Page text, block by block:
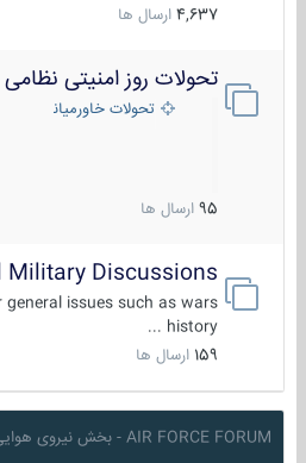
4,637 ارسال ها
تحولات روز امنیتی نظامی
تحولات خاورمیانه
95 ارسال ها
Military Discussions
general issues such as wars
history ...
159 ارسال ها
AIR FORCE FORUM - بخش نیروی هوایی